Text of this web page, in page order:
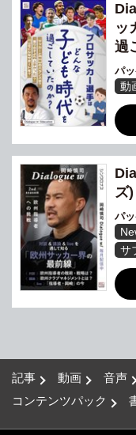
ッ
過
パ
動
ズ
パ
サ
記事 動画 音声
コンテンツパック